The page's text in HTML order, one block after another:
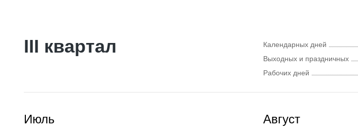
III квартал Календарных дней
Выходных и праздничных
Рабочих дней
Июль Август